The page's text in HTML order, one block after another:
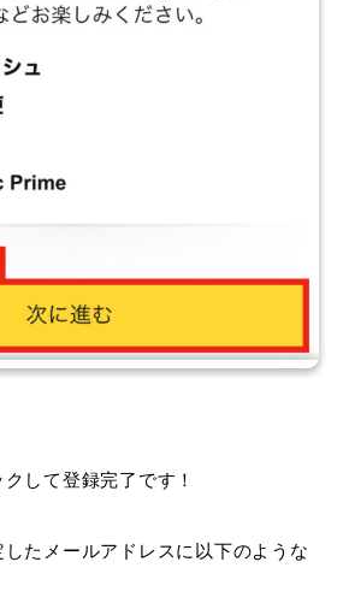
して登録完了です！
たメールアドレスに以下のような